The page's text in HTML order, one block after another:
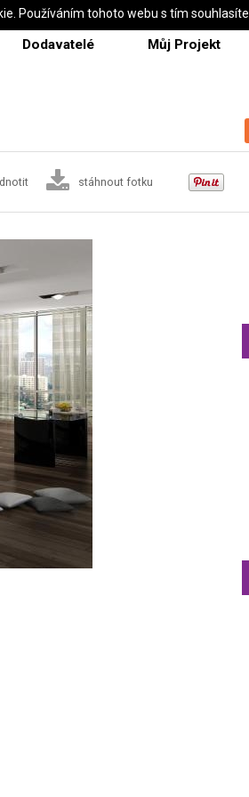
Dodavatelé Můj Projekt
stáhnout fotku
Používáním tohoto webu s tím souhlasíte.